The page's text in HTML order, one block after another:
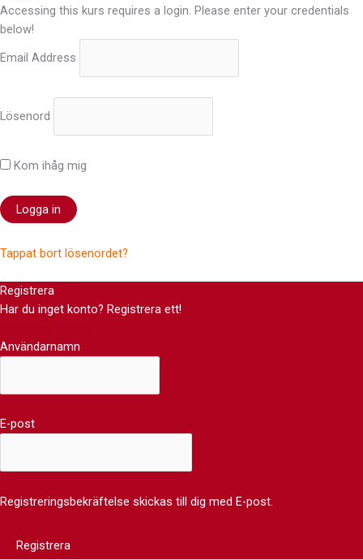
Accessing this kurs requires a login. Please enter your credentials
below!
Email Address
Lösenord
Kom ihåg mig
Tappat bort lösenordet?
Registrera
Har du inget konto? Registrera ett!
Användarnamn
E-post
Registreringsbekräftelse skickas till dig med E-post.